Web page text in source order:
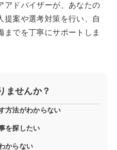
アドバイザーが、あなたの
提案や選考対策を行い、自
までを丁寧にサポートしま
ませんか？
方法がわからない
を探したい
からない